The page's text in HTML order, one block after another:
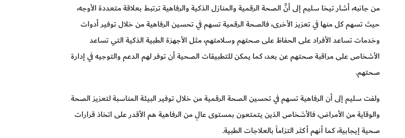
من جانبه، أشار تيخا سليم إلى أنَّ الصحة الرقمية والمنازل الذكية والرفاهية ترتبط بعلاقة متعددة الأوجه،
حيث تسهم كل منها في تعزيز الأخرى، فالصحة الرقمية تسهم في تحسين الرفاهية من خلال توفير أدوات
وخدمات تساعد الأفراد على الحفاظ على صحتهم وسلامتهم، مثل الأجهزة الطبية الذكية التي تساعد
الأشخاص على مراقبة صحتهم عن بعد، كما يمكن للتطبيقات الصحية أن توفر لهم الدعم والتوجيه في إدارة
صحتهم.
ولفت سليم إلى أن الرفاهية تسهم في تحسين الصحة الرقمية من خلال توفير البيئة المناسبة لتعزيز الصحة
والوقاية من الأمراض، فالأشخاص الذين يتمتعون بمستوى عالٍ من الرفاهية هم الأقدر على اتخاذ قرارات
صحية إيجابية، كما أنهم أكثر التزاماً بالعلاجات الطبية.